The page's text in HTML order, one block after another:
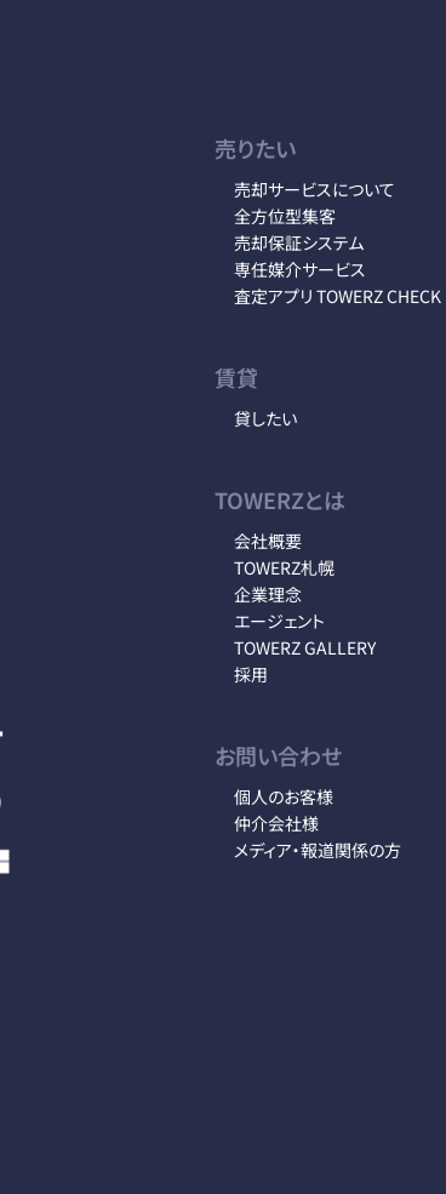
売りたい
売却サービスについて
全方位型集客
売却保証システム
専任媒介サービス
査定アプリ TOWERZ CHECK
賃貸
貸したい
TOWERZとは
会社概要
TOWERZ札幌
企業理念
エージェント
TOWERZ GALLERY
採用
お問い合わせ
個人のお客様
仲介会社様
メディア・報道関係の方